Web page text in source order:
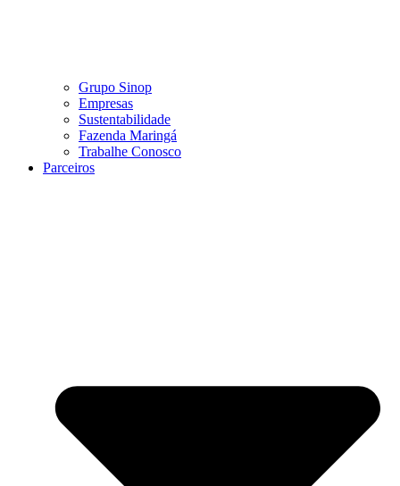
Grupo Sinop
Empresas
Sustentabilidade
Fazenda Maringá
Trabalhe Conosco
Parceiros